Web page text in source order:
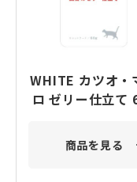
WHITE カツオ・
ロ ゼリー仕立て
商品を見る